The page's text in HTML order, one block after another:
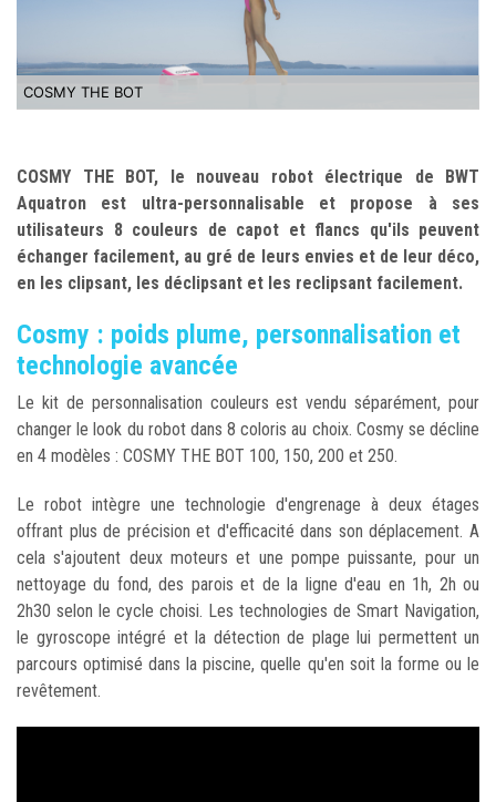
COSMY THE BOT
COSMY THE BOT, le nouveau robot électrique de BWT
Aquatron est ultra-personnalisable et propose à ses
utilisateurs 8 couleurs de capot et flancs qu'ils peuvent
échanger facilement, au gré de leurs envies et de leur déco,
en les clipsant, les déclipsant et les reclipsant facilement.
Cosmy : poids plume, personnalisation et
technologie avancée
Le kit de personnalisation couleurs est vendu séparément, pour
changer le look du robot dans 8 coloris au choix. Cosmy se décline
en 4 modèles : COSMY THE BOT 100, 150, 200 et 250.
Le robot intègre une technologie d'engrenage à deux étages
offrant plus de précision et d'efficacité dans son déplacement. A
cela s'ajoutent deux moteurs et une pompe puissante, pour un
nettoyage du fond, des parois et de la ligne d'eau en 1h, 2h ou
2h30 selon le cycle choisi. Les technologies de Smart Navigation,
le gyroscope intégré et la détection de plage lui permettent un
parcours optimisé dans la piscine, quelle qu'en soit la forme ou le
revêtement.